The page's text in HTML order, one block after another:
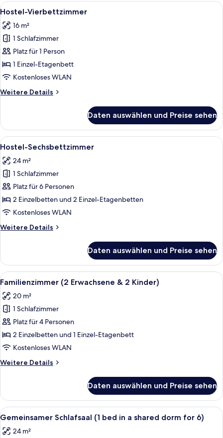
Alle
Fotos
für
Hostel-
Vierbettzimmer
anzeigen
Ein Hotelzimmer mit zwei Betten,
6
Hostel-Vierbettzimmer
16 m²
1 Schlafzimmer
Platz für 1 Person
1 Einzel-Etagenbett
Kostenloses WLAN
Weitere Details
Weitere
Vierbettzimmer
Daten auswählen und Preise sehen
Alle
Fotos
für
Hostel-
Sechsbettzimmer
anzeigen
Ein modernes Hotelzimmer mit
6
Hostel-Sechsbettzimmer
24 m²
1 Schlafzimmer
Platz für 6 Personen
2 Einzelbetten und 2 Einzel-Etagenbetten
Kostenloses WLAN
Weitere Details
Weitere
Sechsbettzimmer
Daten auswählen und Preise sehen
Alle
Fotos
für
Familienzimmer
(2
Erwachsene
&
Kinder)
Ein modernes Hotelzimmer mit
6
Familienzimmer (2 Erwachsene & 2 Kinder)
20 m²
1 Schlafzimmer
Platz für 4 Personen
2 Einzelbetten und 1 Einzel-Etagenbett
Kostenloses WLAN
Weitere Details
Weitere
(2
Erwachsene
&
Kinder)
Daten auswählen und Preise sehen
Alle
Fotos
für
Ein Kinderzimmer mit Etagenbetten,
10
Gemeinsamer Schlafsaal (1 bed in a shared dorm for 6)
24 m²